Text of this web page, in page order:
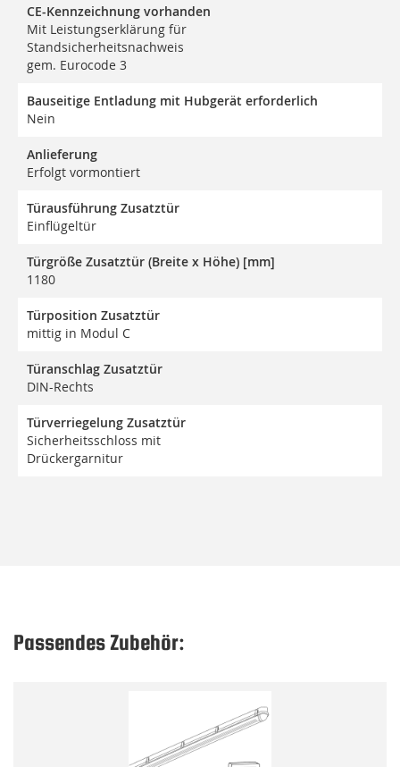
CE-Kennzeichnung vorhanden
Mit Leistungserklärung für
Standsicherheitsnachweis
gem. Eurocode 3
Bauseitige Entladung mit Hubgerät erforderlich
Nein
Anlieferung
Erfolgt vormontiert
Türausführung Zusatztür
Einflügeltür
Türgröße Zusatztür (Breite x Höhe) [mm]
1180
Türposition Zusatztür
mittig in Modul C
Türanschlag Zusatztür
DIN-Rechts
Türverriegelung Zusatztür
Sicherheitsschloss mit
Drückergarnitur
Passendes Zubehör: